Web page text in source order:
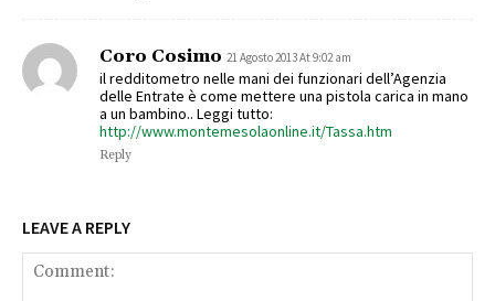
Coro Cosimo 21 Agosto 2013 At 9:02 am
il redditometro nelle mani dei funzionari dell’Agenzia
delle Entrate è come mettere una pistola carica in mano
a un bambino.. Leggi tutto:
http://www.montemesolaonline.it/Tassa.htm
Reply
LEAVE A REPLY